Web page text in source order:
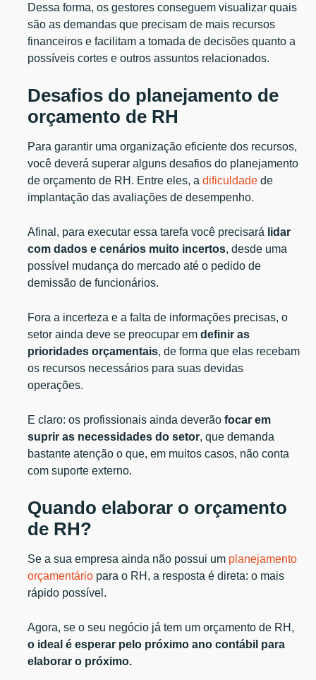
Dessa forma, os gestores conseguem visualizar quais
são as demandas que precisam de mais recursos
financeiros e facilitam a tomada de decisões quanto a
possíveis cortes e outros assuntos relacionados.
Desafios do planejamento de
orçamento de RH
Para garantir uma organização eficiente dos recursos,
você deverá superar alguns desafios do planejamento
de orçamento de RH. Entre eles, adificuldade de
implantação das avaliações de desempenho.
Afinal, para executar essa tarefa você precisará lidar
com dados e cenários muito incertos, desde uma
possível mudança do mercado até o pedido de
demissão de funcionários.
Fora a incerteza e a falta de informações precisas, o
setor ainda deve se preocupar emdefinir as
prioridades orçamentais, de forma que elas recebam
os recursos necessários para suas devidas
operações.
E claro: os profissionais ainda deverão focar em
suprir as necessidades do setor, que demanda
bastante atenção o que, em muitos casos, não conta
com suporte externo.
Quando elaborar o orçamento
de RH?
Se a sua empresa ainda não possui um planejamento
orçamentário para o RH, a resposta é direta: o mais
rápido possível.
Agora, se o seu negócio já tem um orçamento de RH,
o ideal é esperar pelo próximo ano contábil para
elaborar o próximo.